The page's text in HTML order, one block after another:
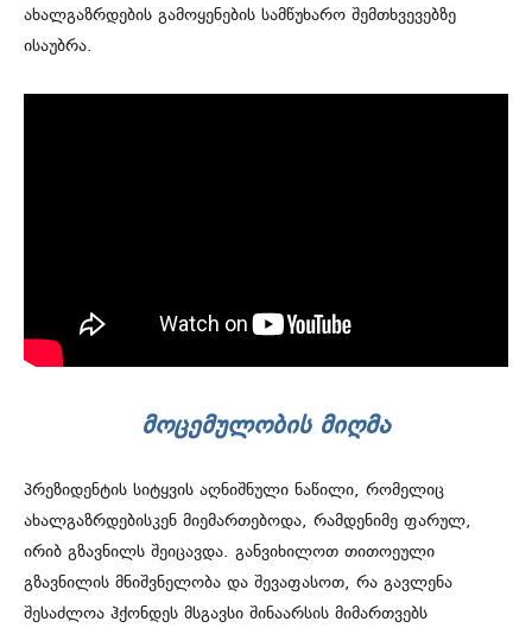
ახალგაზრდების გამოყენების სამწუხარო შემთხვევებზე
ისაუბრა.
ᲛᲝᲪᲔᲛᲣᲚᲝᲑᲘᲡ ᲛᲘᲦᲛᲐ
პრეზიდენტის სიტყვის აღნიშნული ნაწილი, რომელიც
ახალგაზრდებისკენ მიემართებოდა, რამდენიმე ფარულ,
ირიბ გზავნილს შეიცავდა. განვიხილოთ თითოეული
გზავნილის მნიშვნელობა და შევაფასოთ, რა გავლენა
შესაძლოა ჰქონდეს მსგავსი შინაარსის მიმართვებს